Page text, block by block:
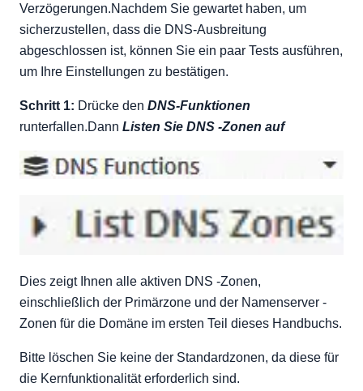
Verzögerungen.Nachdem Sie gewartet haben, um
sicherzustellen, dass die DNS-Ausbreitung
abgeschlossen ist, können Sie ein paar Tests ausführen,
um Ihre Einstellungen zu bestätigen.
Schritt 1: Drücke den DNS-Funktionen
runterfallen.Dann Listen Sie DNS -Zonen auf
Dies zeigt Ihnen alle aktiven DNS -Zonen,
einschließlich der Primärzone und der Namenserver -
Zonen für die Domäne im ersten Teil dieses Handbuchs.
Bitte löschen Sie keine der Standardzonen, da diese für
die Kernfunktionalität erforderlich sind.